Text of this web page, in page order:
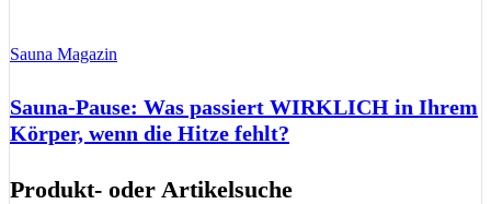
Sauna Magazin
Sauna-Pause: Was passiert WIRKLICH in Ihrem
Körper, wenn die Hitze fehlt?
Produkt- oder Artikelsuche